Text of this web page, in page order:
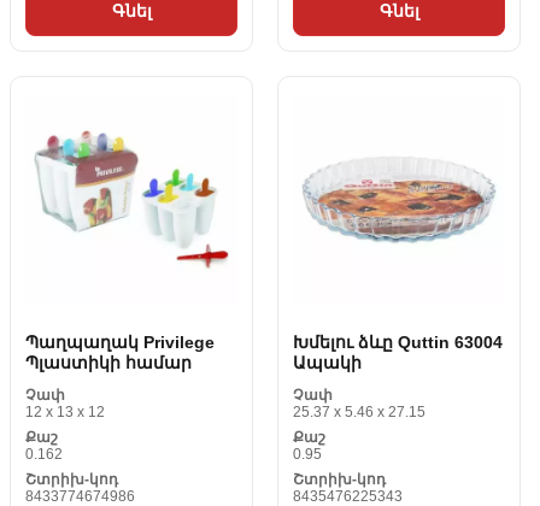
Գնել Գնել
Պաղպաղակ Privilege
Պլաստիկի համար
Չափ
12 x 13 x 12
Քաշ
0.162
Շտրիխ-կոդ
8433774674986
Խմելու ձևը Quttin 63004
Ապակի
Չափ
25.37 x 5.46 x 27.15
Քաշ
0.95
Շտրիխ-կոդ
8435476225343